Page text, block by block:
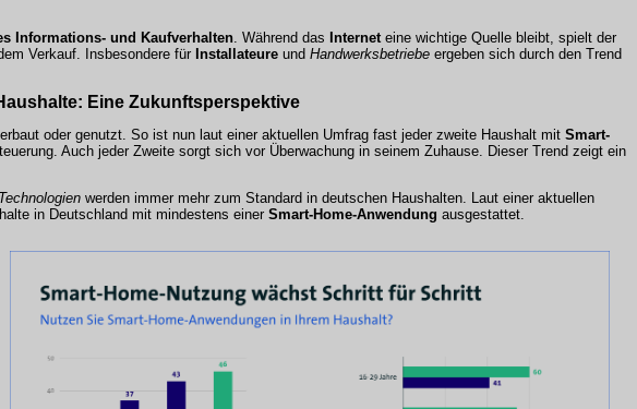
Informations- und Kaufverhalten . Während das Internet eine wichtige Quelle bleibt, spielt der
Verkauf. Insbesondere für Installateure und Handwerksbetriebe ergeben sich durch den Trend
Eine Zukunftsperspektive
oder genutzt. So ist nun laut einer aktuellen Umfrag fast jeder zweite Haushalt mit Smart-
Auch jeder Zweite sorgt sich vor Überwachung in seinem Zuhause. Dieser Trend zeigt ein
werden immer mehr zum Standard in deutschen Haushalten. Laut einer aktuellen
in Deutschland mit mindestens einer Smart-Home-Anwendung ausgestattet.